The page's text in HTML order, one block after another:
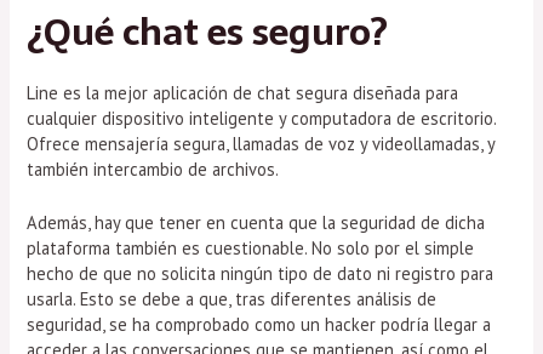
¿Qué chat es seguro?
Line es la mejor aplicación de chat segura diseñada para
cualquier dispositivo inteligente y computadora de escritorio.
Ofrece mensajería segura, llamadas de voz y videollamadas, y
también intercambio de archivos.
Además, hay que tener en cuenta que la seguridad de dicha
plataforma también es cuestionable. No solo por el simple
hecho de que no solicita ningún tipo de dato ni registro para
usarla. Esto se debe a que, tras diferentes análisis de
seguridad, se ha comprobado como un hacker podría llegar a